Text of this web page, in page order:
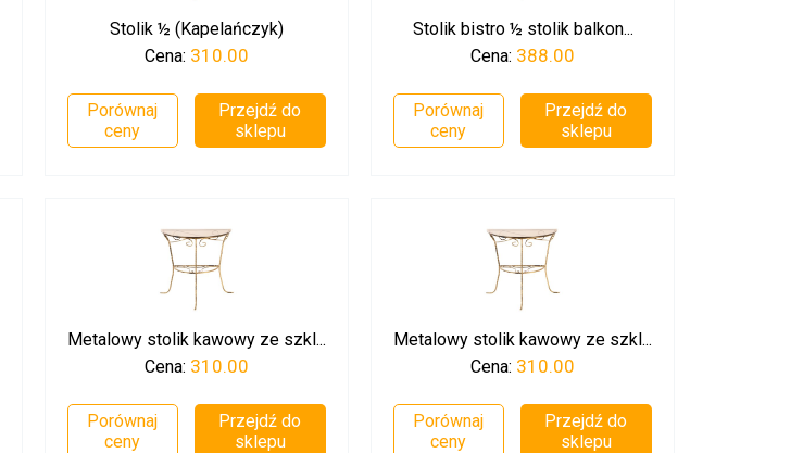
Stolik ½ (Kapelańczyk)
Cena: 310.00
Porównaj
ceny
Przejdź do
sklepu
Stolik bistro ½ stolik balkon...
Cena: 388.00
Porównaj
ceny
Przejdź do
sklepu
Metalowy stolik kawowy ze szkl...
Cena: 310.00
Porównaj
ceny
Przejdź do
sklepu
Metalowy stolik kawowy ze szkl...
Cena: 310.00
Porównaj
ceny
Przejdź do
sklepu